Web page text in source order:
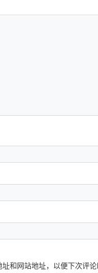
和网站地址，以便下次评